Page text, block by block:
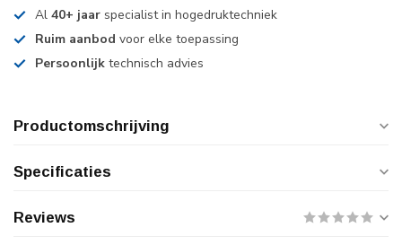
Al 40+ jaar specialist in hogedruktechniek
Ruim aanbod voor elke toepassing
Persoonlijk technisch advies
Productomschrijving
Specificaties
Reviews